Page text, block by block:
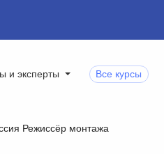
и эксперты Все курсы
Режиссёр монтажа